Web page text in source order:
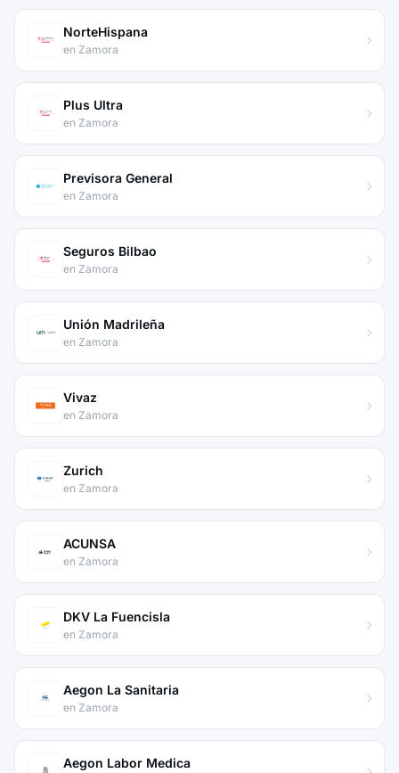
NorteHispana
en Zamora
Plus Ultra
en Zamora
Previsora General
en Zamora
Seguros Bilbao
en Zamora
Unión Madrileña
en Zamora
Vivaz
en Zamora
Zurich
en Zamora
ACUNSA
en Zamora
DKV La Fuencisla
en Zamora
Aegon La Sanitaria
en Zamora
Aegon Labor Medica